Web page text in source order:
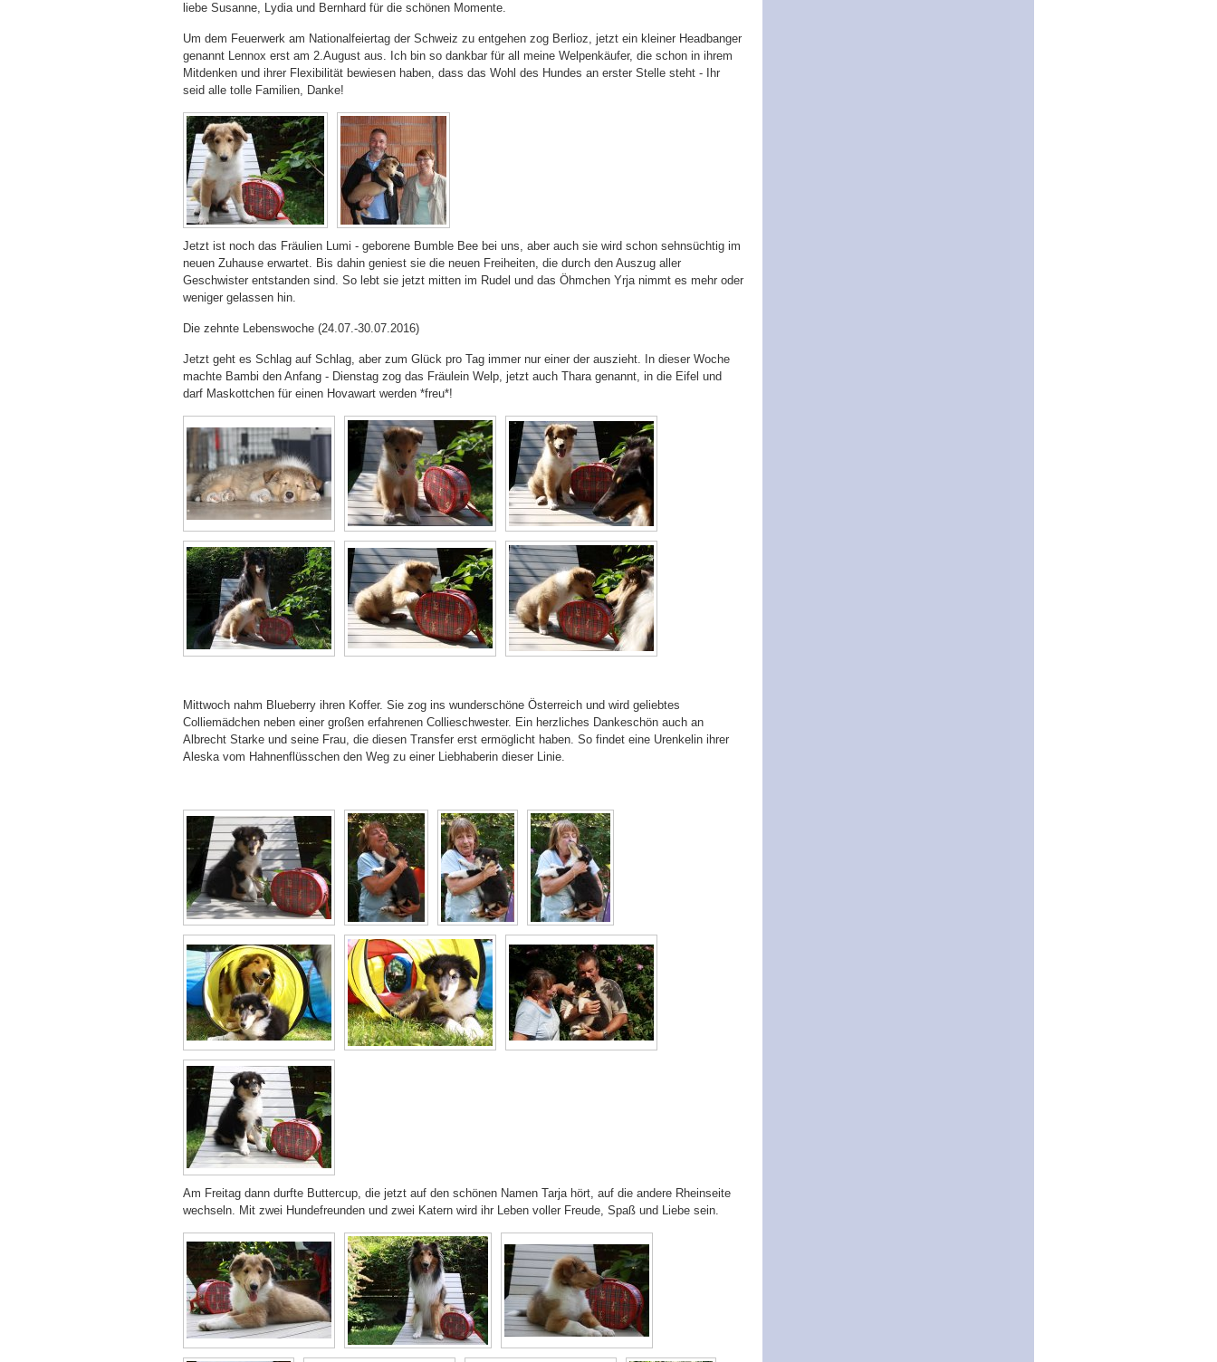
liebe Susanne, Lydia und Bernhard für die schönen Momente.
Um dem Feuerwerk am Nationalfeiertag der Schweiz zu entgehen zog Berlioz, jetzt ein kleiner Headbanger
genannt Lennox erst am 2.August aus. Ich bin so dankbar für all meine Welpenkäufer, die schon in ihrem
Mitdenken und ihrer Flexibilität bewiesen haben, dass das Wohl des Hundes an erster Stelle steht - Ihr
seid alle tolle Familien, Danke!
Jetzt ist noch das Fräulien Lumi - geborene Bumble Bee bei uns, aber auch sie wird schon sehnsüchtig im
neuen Zuhause erwartet. Bis dahin geniest sie die neuen Freiheiten, die durch den Auszug aller
Geschwister entstanden sind. So lebt sie jetzt mitten im Rudel und das Öhmchen Yrja nimmt es mehr oder
weniger gelassen hin.
Die zehnte Lebenswoche (24.07.-30.07.2016)
Jetzt geht es Schlag auf Schlag, aber zum Glück pro Tag immer nur einer der auszieht. In dieser Woche
machte Bambi den Anfang - Dienstag zog das Fräulein Welp, jetzt auch Thara genannt, in die Eifel und
darf Maskottchen für einen Hovawart werden *freu*!
Mittwoch nahm Blueberry ihren Koffer. Sie zog ins wunderschöne Österreich und wird geliebtes
Colliemädchen neben einer großen erfahrenen Collieschwester. Ein herzliches Dankeschön auch an
Albrecht Starke und seine Frau, die diesen Transfer erst ermöglicht haben. So findet eine Urenkelin ihrer
Aleska vom Hahnenflüsschen den Weg zu einer Liebhaberin dieser Linie.
Am Freitag dann durfte Buttercup, die jetzt auf den schönen Namen Tarja hört, auf die andere Rheinseite
wechseln. Mit zwei Hundefreunden und zwei Katern wird ihr Leben voller Freude, Spaß und Liebe sein.